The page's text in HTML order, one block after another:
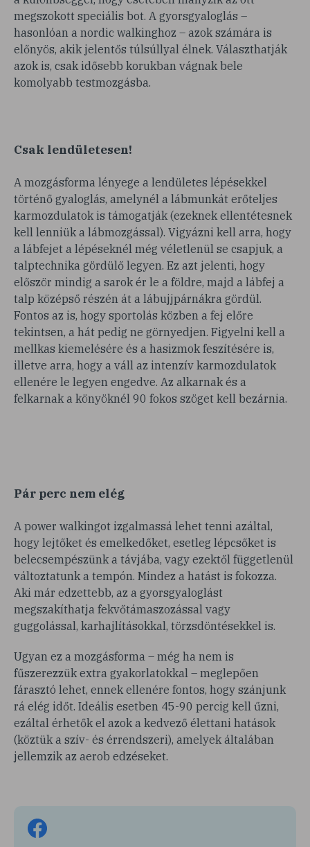
megszokott speciális bot. A gyorsgyaloglás –
hasonlóan a nordic walkinghoz – azok számára is
előnyös, akik jelentős túlsúllyal élnek. Választhatják
azok is, csak idősebb korukban vágnak bele
komolyabb testmozgásba.
Csak lendületesen!
A mozgásforma lényege a lendületes lépésekkel
történő gyaloglás, amelynél a lábmunkát erőteljes
karmozdulatok is támogatják (ezeknek ellentétesnek
kell lenniük a lábmozgással). Vigyázni kell arra, hogy
a lábfejet a lépéseknél még véletlenül se csapjuk, a
talptechnika gördülő legyen. Ez azt jelenti, hogy
először mindig a sarok ér le a földre, majd a lábfej a
talp középső részén át a lábujjpárnákra gördül.
Fontos az is, hogy sportolás közben a fej előre
tekintsen, a hát pedig ne görnyedjen. Figyelni kell a
mellkas kiemelésére és a hasizmok feszítésére is,
illetve arra, hogy a váll az intenzív karmozdulatok
ellenére le legyen engedve. Az alkarnak és a
felkarnak a könyöknél 90 fokos szöget kell bezárnia.
Pár perc nem elég
A power walkingot izgalmassá lehet tenni azáltal,
hogy lejtőket és emelkedőket, esetleg lépcsőket is
belecsempészünk a távjába, vagy ezektől függetlenül
változtatunk a tempón. Mindez a hatást is fokozza.
Aki már edzettebb, az a gyorsgyaloglást
megszakíthatja fekvőtámaszozással vagy
guggolással, karhajlításokkal, törzsdöntésekkel is.
Ugyan ez a mozgásforma – még ha nem is
fűszerezzük extra gyakorlatokkal – meglepően
fárasztó lehet, ennek ellenére fontos, hogy szánjunk
rá elég időt. Ideális esetben 45-90 percig kell űzni,
ezáltal érhetők el azok a kedvező élettani hatások
(köztük a szív- és érrendszeri), amelyek általában
jellemzik az aerob edzéseket.